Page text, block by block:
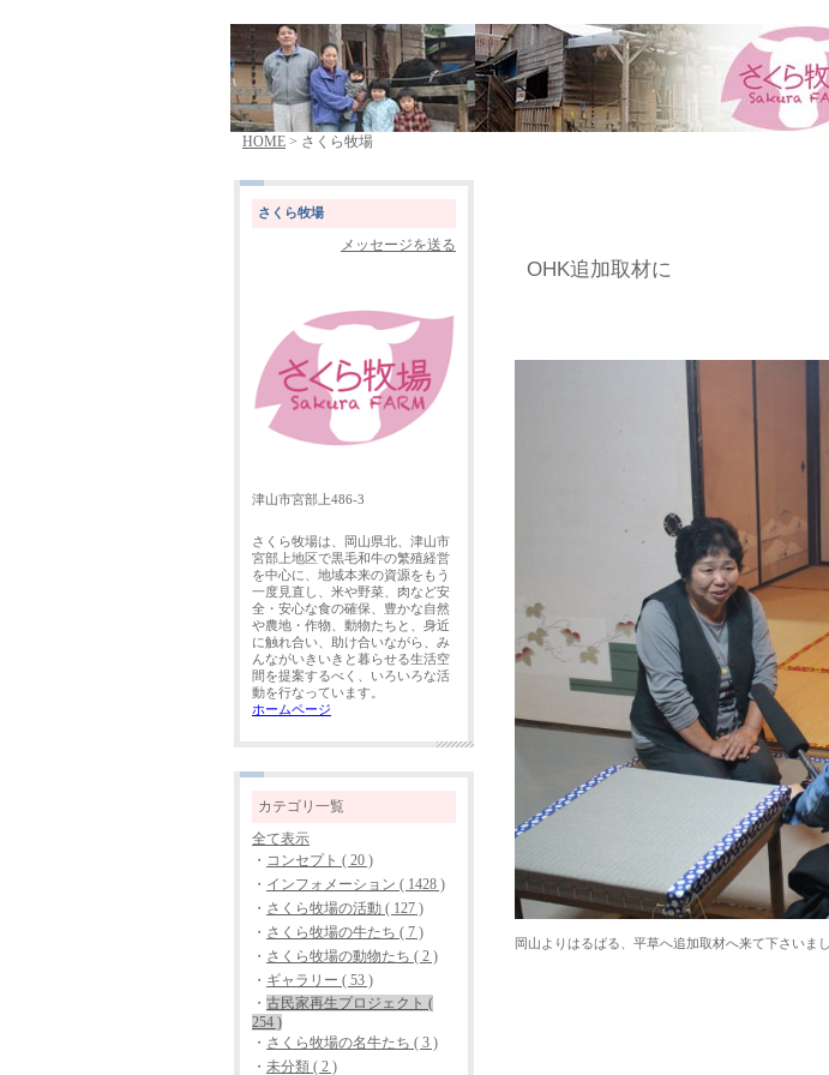
HOME > さくら牧場
さくら牧場
メッセージを送る
津山市宮部上486-3
さくら牧場は、岡山県北、津山市
宮部上地区で黒毛和牛の繁殖経営
を中心に、地域本来の資源をもう
一度見直し、米や野菜、肉など安
全・安心な食の確保、豊かな自然
や農地・作物、動物たちと、身近
に触れ合い、助け合いながら、み
んながいきいきと暮らせる生活空
間を提案するべく、いろいろな活
動を行なっています。
ホームページ
カテゴリ一覧
全て表示
・ コンセプト ( 20 )
・ インフォメーション ( 1428 )
・ さくら牧場の活動 ( 127 )
・ さくら牧場の牛たち ( 7 )
・ さくら牧場の動物たち ( 2 )
・ ギャラリー ( 53 )
・ 古民家再生プロジェクト (
254 )
・ さくら牧場の名牛たち ( 3 )
・ 未分類 ( 2 )
OHK追加取材に
岡山よりはるばる、平草へ追加取材へ来て下さいま